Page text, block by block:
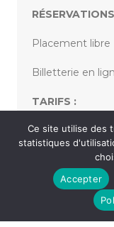
RÉSERVATIONS
Placement libre
Billetterie en
TARIFS :
Participation
VICTOR LEE
Ce site utilise des
statistiques
Accepter